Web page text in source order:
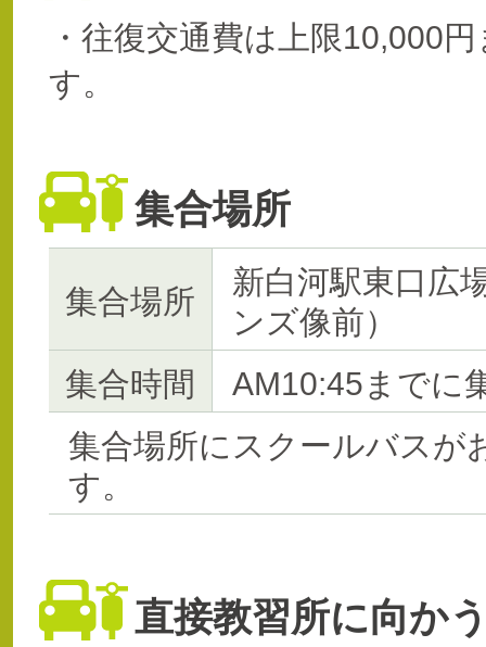
・往復交通費は上限10,000
す。
集合場所
集合場所
新白河駅東口広
ンズ像前）
集合時間
AM10:45までに
集合場所にスクールバスが
す。
直接教習所に向か